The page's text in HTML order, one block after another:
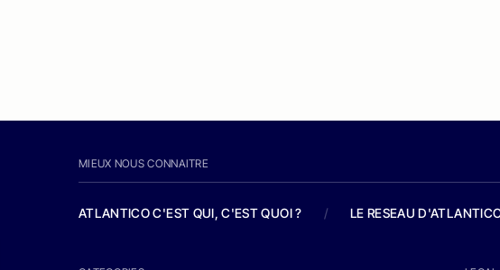
MIEUX NOUS CONNAITRE
ATLANTICO C'EST QUI, C'EST QUOI ? / LE RESEAU